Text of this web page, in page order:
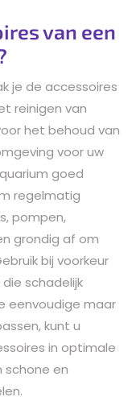
van een
je de accessoires
reinigen van
het behoud van
voor uw
goed
regelmatig
pompen,
grondig af om
bij voorkeur
schadelijk
eenvoudige maar
kunt u
in optimale
schone en